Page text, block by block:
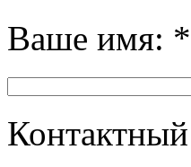
Ваше имя: *